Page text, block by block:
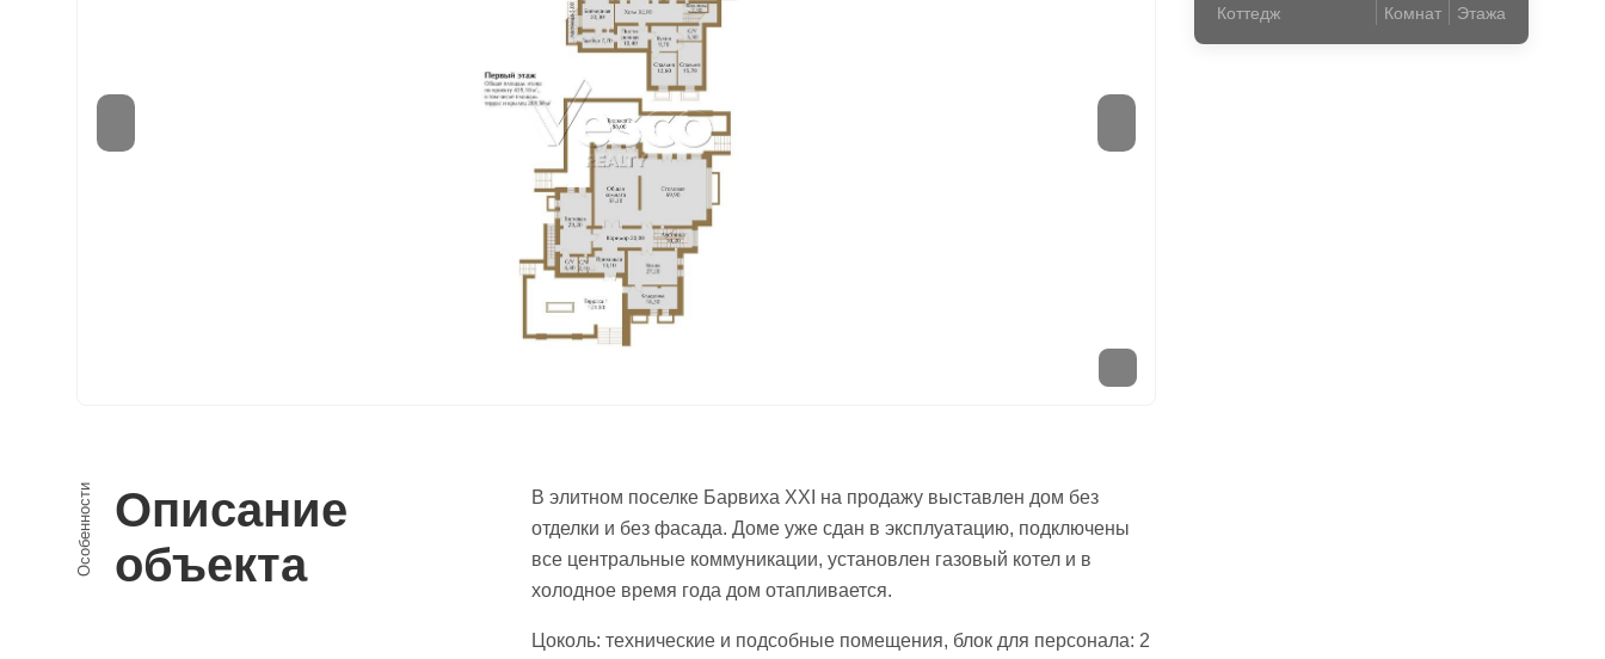
Особенности Описание
объекта
В элитном поселке Барвиха XXI на продажу выставлен дом без
отделки и без фасада. Доме уже сдан в эксплуатацию, подключены
все центральные коммуникации, установлен газовый котел и в
холодное время года дом отапливается.
Цоколь: технические и подсобные помещения, блок для персонала: 2
Коттедж Комнат Этажа